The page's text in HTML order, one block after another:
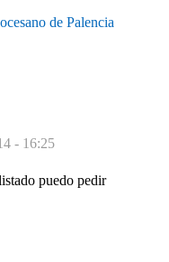
de Palencia
- 16:25
puedo pedir